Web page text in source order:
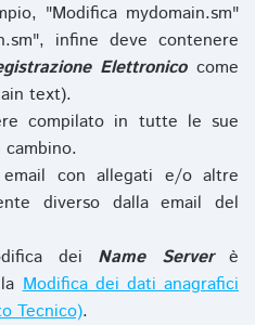
"Modifica mydomain.sm"
infine deve contenere
Elettronicocome
text).
compilato in tutte le sue
email con allegati e/o altre
diverso dalla email del
dei Name Serverè
laModifica dei dati anagrafici
Tecnico).